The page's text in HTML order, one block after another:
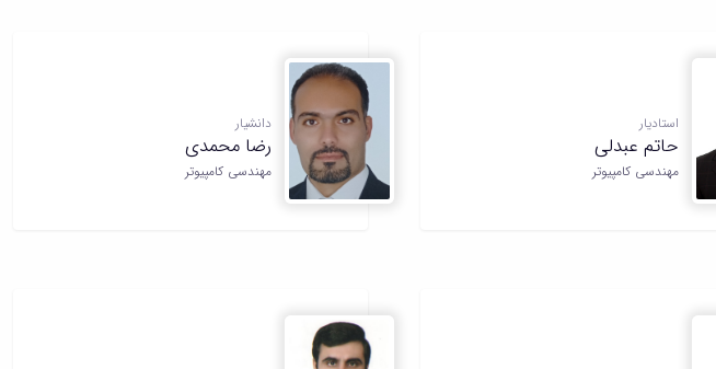
استادیار
حاتم عبدلی
مهندسی کامپیوتر
دانشیار
رضا محمدی
مهندسی کامپیوتر